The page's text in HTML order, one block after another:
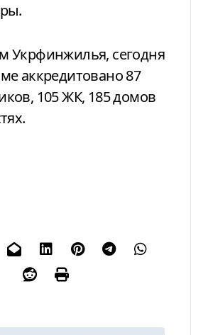
Укрфинжилья, сегодня
аккредитовано 87
105 ЖК, 185 домов